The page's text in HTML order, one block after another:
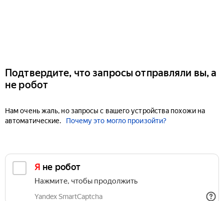
Подтвердите, что запросы отправляли вы, а
не робот
Нам очень жаль, но запросы с вашего устройства похожи на
автоматические.
Почему это могло произойти?
Я не робот
Нажмите, чтобы продолжить
Yandex SmartCaptcha